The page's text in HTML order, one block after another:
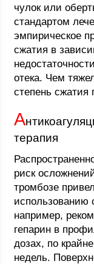
чулок или
стандартом
эмпирическое
сжатия в
отека. Чем
степень сжатия
А
терапия
риск
тромбозе
использованию
например,
гепарин в
дозах, по
недель.